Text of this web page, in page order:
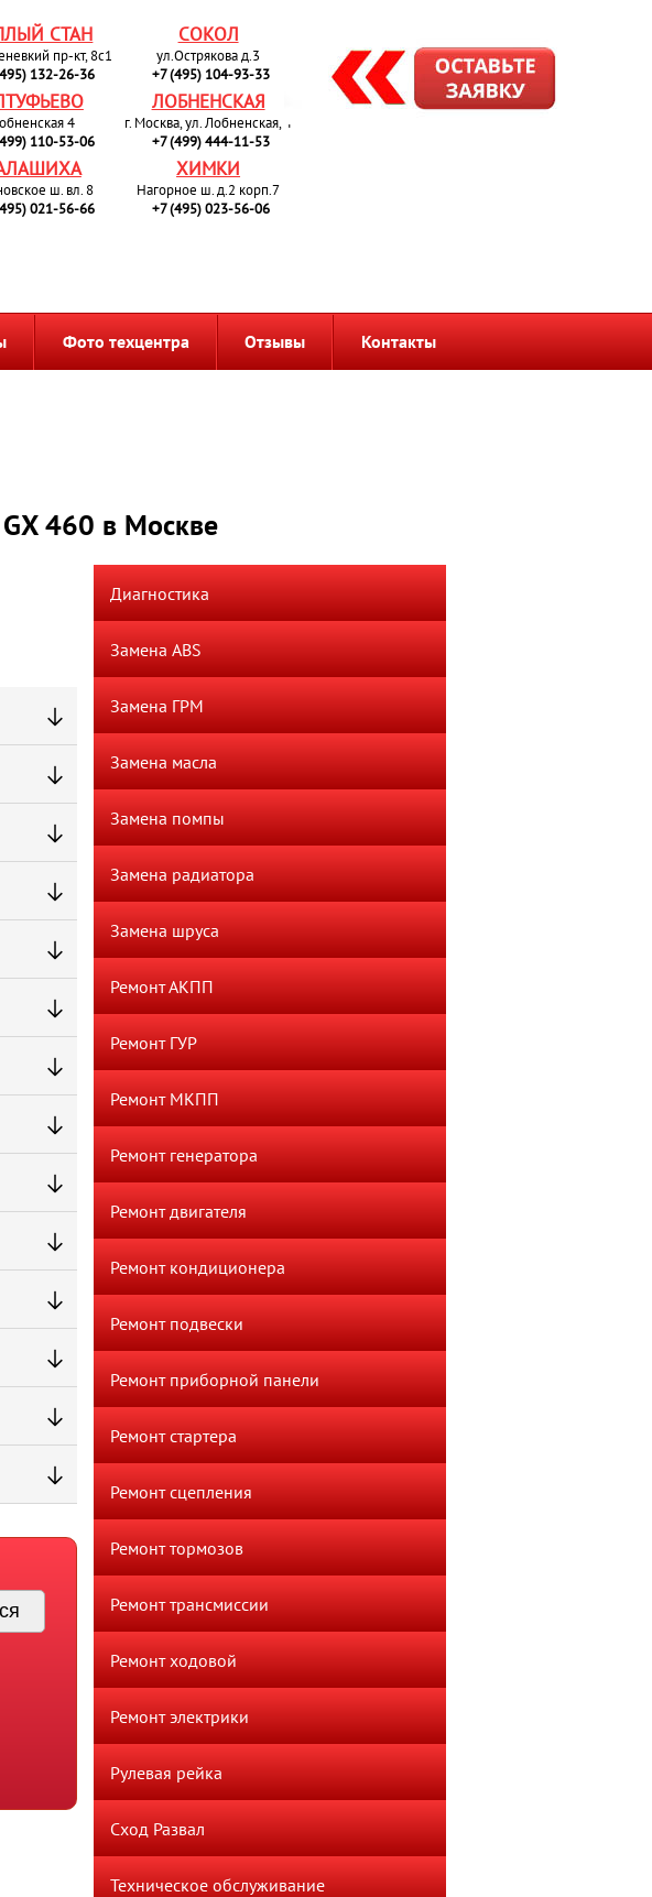
СТАН
пр-кт, 8с1
132-26-36
СОКОЛ
ул.Острякова д.3
+7 (495) 104-93-33
4
110-53-06
ЛОБНЕНСКАЯ
г. Москва, ул. Лобненская, 4
+7 (499) 444-11-53
ш. вл. 8
021-56-66
ХИМКИ
Нагорное ш. д.2 корп.7
+7 (495) 023-56-06
Фото техцентра Отзывы Контакты
460 в Москве
Диагностика
Замена ABS
Замена ГРМ
Замена масла
Замена помпы
Замена радиатора
Замена шруса
Ремонт АКПП
Ремонт ГУР
Ремонт МКПП
Ремонт генератора
Ремонт двигателя
Ремонт кондиционера
Ремонт подвески
Ремонт приборной панели
Ремонт стартера
Ремонт сцепления
Ремонт тормозов
Ремонт трансмиссии
Ремонт ходовой
Ремонт электрики
Рулевая рейка
Сход Развал
Техническое обслуживание